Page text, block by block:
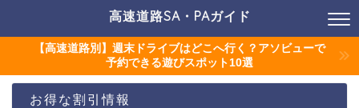
高速道路SA・PAガイド
【高速道路別】週末ドライブはどこへ行く？アソビューで
予約できる遊びスポット10選
お得な割引情報